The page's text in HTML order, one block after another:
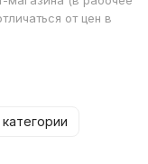
от цен в